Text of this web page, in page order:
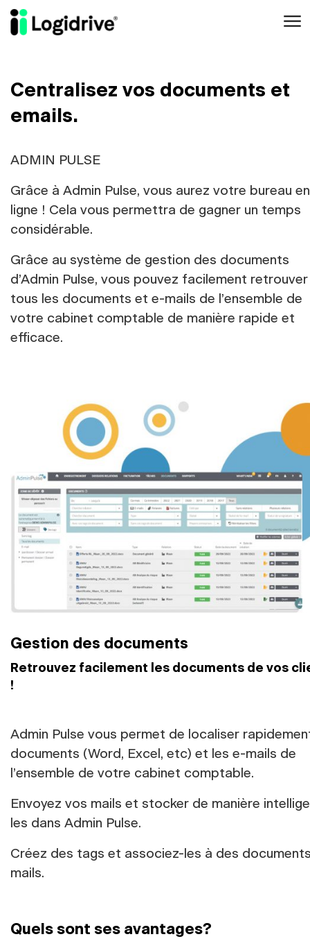
Aller au contenu principal
Centralisez vos documents et
emails.
ADMIN PULSE
Grâce à Admin Pulse, vous aurez votre bureau en
ligne ! Cela vous permettra de gagner un temps
considérable.
Grâce au système de gestion des documents
d’Admin Pulse, vous pouvez facilement retrouver
tous les documents et e-mails de l’ensemble de
votre cabinet comptable de manière rapide et
efficace.
Gestion des documents
Retrouvez facilement les documents de vos
!
Admin Pulse vous permet de localiser
documents (Word, Excel, etc) et les e-mails de
l’ensemble de votre cabinet comptable.
Envoyez vos mails et stocker de manière
les dans Admin Pulse.
Créez des tags et associez-les à des
mails.
Quels sont ses avantages?